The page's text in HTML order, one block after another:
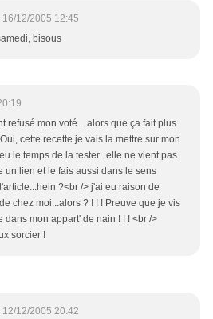
16/12/2005 12:45
bisous
refusé mon voté ...alors que ça fait plus
cette recette je vais la mettre sur mon
le temps de la tester...elle ne vient pas
un lien et le fais aussi dans le sens
?<br /> j'ai eu raison de
chez moi...alors ? ! ! ! Preuve que je vis
dans mon appart' de nain ! ! ! <br />
sorcier !
12/12/2005 20:42